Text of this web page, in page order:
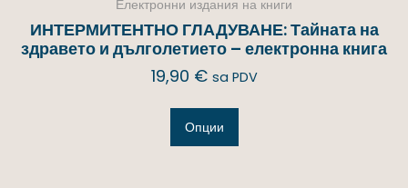
Електронни издания на книги
ИНТЕРМИТЕНТНО ГЛАДУВАНЕ: Тайната на
здравето и дълголетието – електронна книга
19,90 € sa PDV
Опции